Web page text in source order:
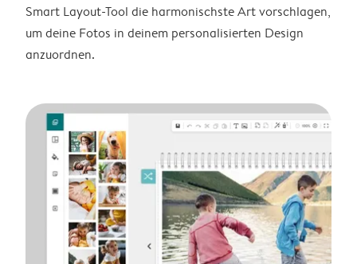
Smart Layout-Tool die harmonischste Art vorschlagen,
um deine Fotos in deinem personalisierten Design
anzuordnen.